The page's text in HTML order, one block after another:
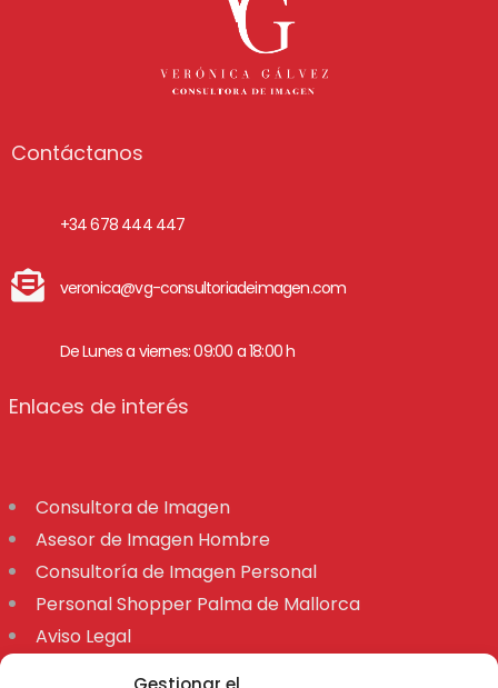
Contáctanos
+34 678 444 447
veronica@vg-consultoriadeimagen.com
De Lunes a viernes: 09:00 a 18:00 h
Enlaces de interés
Consultora de Imagen
Asesor de Imagen Hombre
Consultoría de Imagen Personal
Personal Shopper Palma de Mallorca
Aviso Legal